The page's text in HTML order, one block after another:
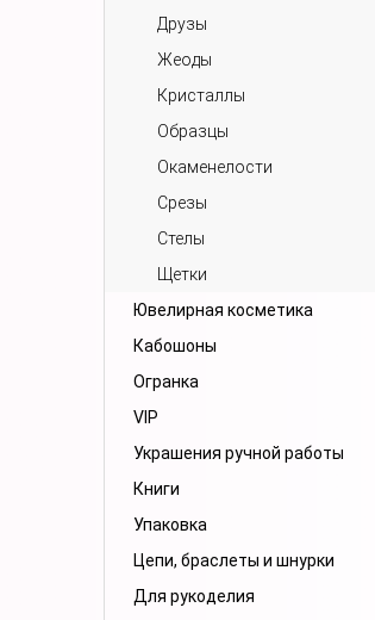
Друзы
Жеоды
Кристаллы
Образцы
Окаменелости
Срезы
Стелы
Щетки
Ювелирная косметика
Кабошоны
Огранка
VIP
Украшения ручной работы
Книги
Упаковка
Цепи, браслеты и шнурки
Для рукоделия